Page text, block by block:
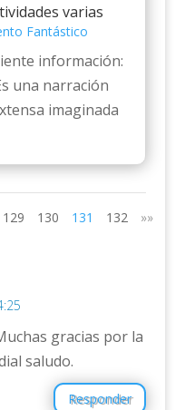
varias
Fantástico
información:
una narración
imaginada
129 130 131 132 »»
gracias por la
saludo.
Responder